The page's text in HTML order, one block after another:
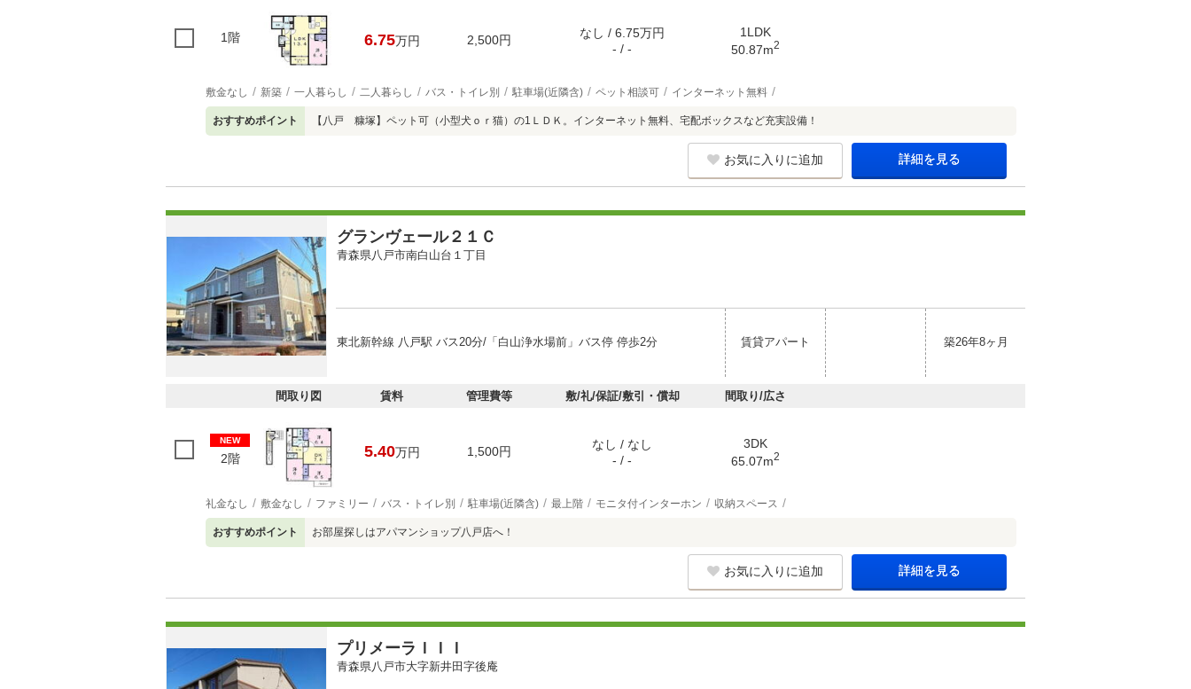
1階 6.75万円 2,500円
なし / 6.75万円
- / -
1LDK
50.87m2
敷金なし 新築 一人暮らし 二人暮らし バス・トイレ別 駐車場(近隣含) ペット相談可 インターネット無料
おすすめポイント 【八戸 糠塚】ペット可（小型犬ｏｒ猫）の1ＬＤＫ。インターネット無料、宅配ボックスなど充実設備！
お気に入りに追加 詳細を見る
グランヴェール２１Ｃ
青森県八戸市南白山台１丁目
東北新幹線 八戸駅 バス20分/「白山浄水場前」バス停 停歩2分 賃貸アパート 築26年8ヶ月
間取り図 賃料 管理費等 敷/礼/保証/敷引・償却 間取り/広さ
NEW
2階 5.40万円 1,500円
なし / なし
- / -
3DK
65.07m2
礼金なし 敷金なし ファミリー バス・トイレ別 駐車場(近隣含) 最上階 モニタ付インターホン 収納スペース
おすすめポイント お部屋探しはアパマンショップ八戸店へ！
お気に入りに追加 詳細を見る
プリメーラＩＩＩ
青森県八戸市大字新井田字後庵